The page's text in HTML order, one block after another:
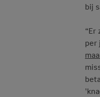
bij
“Er
per